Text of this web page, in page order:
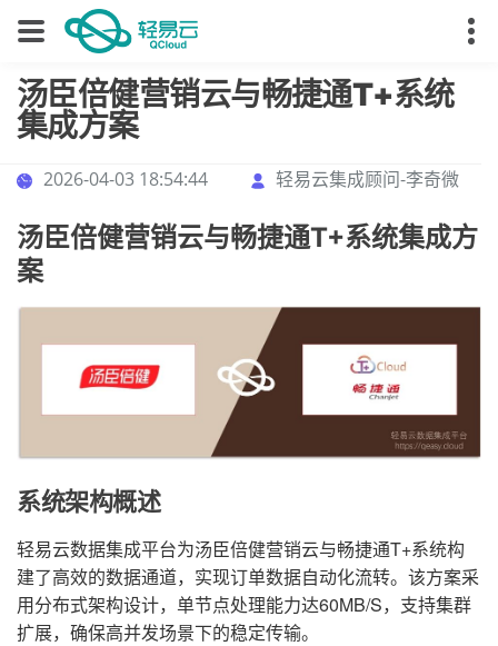
汤臣倍健营销云与畅捷通T+系统
集成方案
2026-04-03 18:54:44 轻易云集成顾问-李奇微
汤臣倍健营销云与畅捷通T+系统集成方
案
系统架构概述
轻易云数据集成平台为汤臣倍健营销云与畅捷通T+系统构
建了高效的数据通道，实现订单数据自动化流转。该方案采
用分布式架构设计，单节点处理能力达60MB/S，支持集群
扩展，确保高并发场景下的稳定传输。